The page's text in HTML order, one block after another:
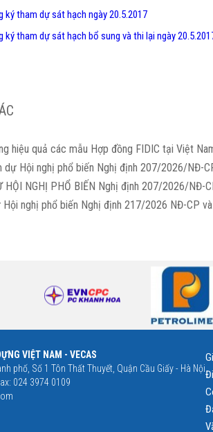
ký tham dự sát hạch ngày 20.5.2017
ký tham dự sát hạch bổ sung và thi lại ngày
hiệu quả các mẫu Hợp đồng FIDIC tại Việt
dự Hội nghị phổ biến Nghị định 207/2026/NĐ-
HỘI NGHỊ PHỔ BIẾN Nghị định 207/2026/NĐ-
nghị phổ biến Nghị định 217/2026 NĐ-CP
VIỆT NAM - VECAS
phố, Số 1 Tôn Thất Thuyết, Quận Cầu Giấy - Hà Nội
024 3974 0109